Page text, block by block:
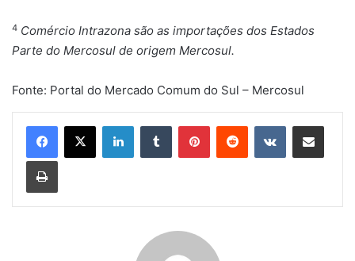
4 Comércio Intrazona são as importações dos Estados
Parte do Mercosul de origem Mercosul.
Fonte: Portal do Mercado Comum do Sul – Mercosul
LinkedinTumblr PinterestReddit VK Compartilhar via e-mail
Imprimir